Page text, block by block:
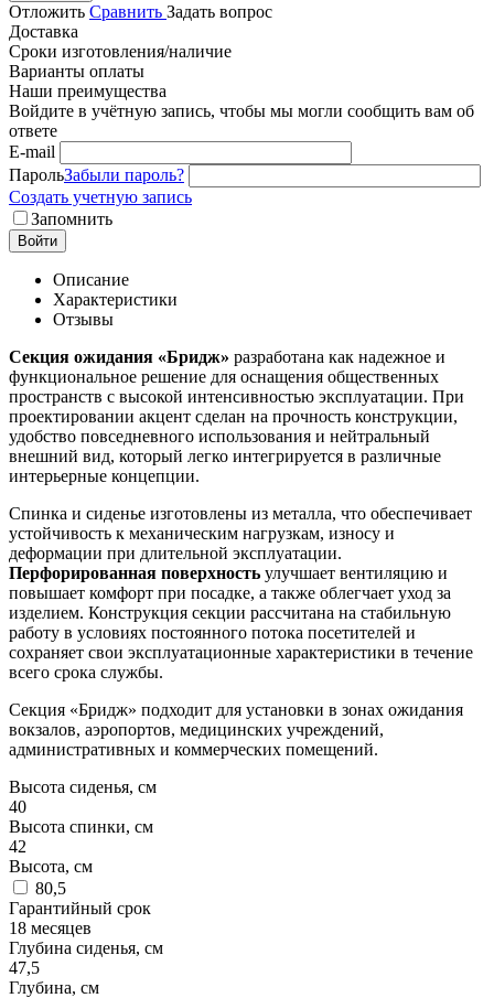
Отложить Сравнить Задать вопрос
Доставка
Сроки изготовления/наличие
Варианты оплаты
Наши преимущества
Войдите в учётную запись, чтобы мы могли сообщить вам об
ответе
E-mail
ПарольЗабыли пароль?
Создать учетную запись
Запомнить
Войти
Описание
Характеристики
Отзывы
Секция ожидания «Бридж» разработана как надежное и
функциональное решение для оснащения общественных
пространств с высокой интенсивностью эксплуатации. При
проектировании акцент сделан на прочность конструкции,
удобство повседневного использования и нейтральный
внешний вид, который легко интегрируется в различные
интерьерные концепции.
Спинка и сиденье изготовлены из металла, что обеспечивает
устойчивость к механическим нагрузкам, износу и
деформации при длительной эксплуатации.
Перфорированная поверхность улучшает вентиляцию и
повышает комфорт при посадке, а также облегчает уход за
изделием. Конструкция секции рассчитана на стабильную
работу в условиях постоянного потока посетителей и
сохраняет свои эксплуатационные характеристики в течение
всего срока службы.
Секция «Бридж» подходит для установки в зонах ожидания
вокзалов, аэропортов, медицинских учреждений,
административных и коммерческих помещений.
Высота сиденья, см
40
Высота спинки, см
42
Высота, см
80,5
Гарантийный срок
18 месяцев
Глубина сиденья, см
47,5
Глубина, см